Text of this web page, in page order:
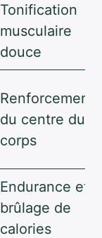
Tonification
musculaire
douce
Renforcement
du centre du
corps
Endurance et
brûlage de
calories